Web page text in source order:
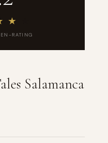
★
RATING
Salamanca